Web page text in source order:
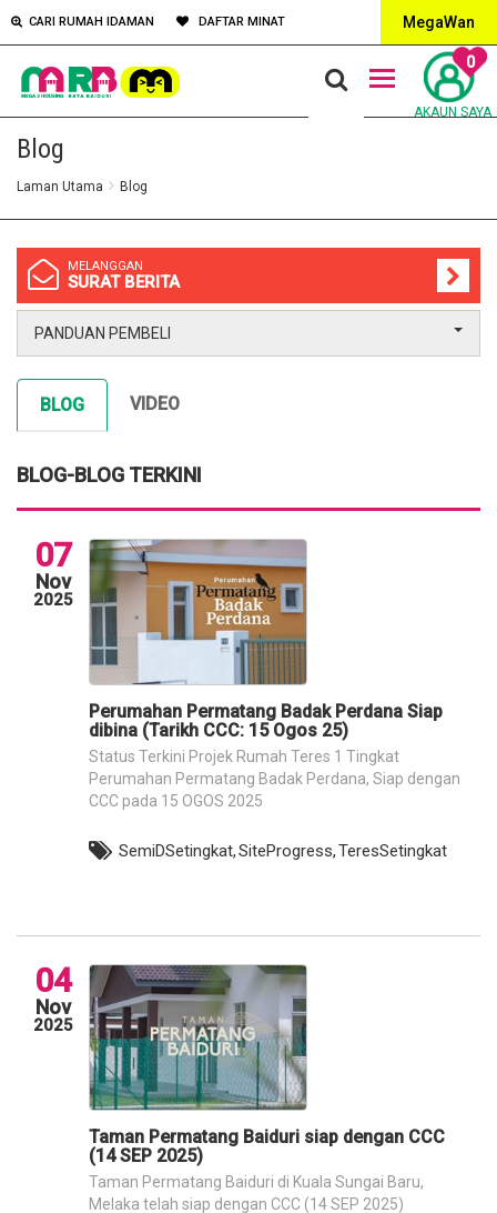
CARI RUMAH IDAMAN DAFTAR MINAT MegaWan
0
AKAUN SAYA
Blog
Laman Utama Blog
MELANGGAN
SURAT BERITA
PANDUAN PEMBELI
BLOG VIDEO
BLOG-BLOG TERKINI
07
Nov
2025
Perumahan Permatang Badak Perdana Siap
dibina (Tarikh CCC: 15 Ogos 25)
Status Terkini Projek Rumah Teres 1 Tingkat
Perumahan Permatang Badak Perdana, Siap dengan
CCC pada 15 OGOS 2025
SemiDSetingkat,SiteProgress,TeresSetingkat
04
Nov
2025
Taman Permatang Baiduri siap dengan CCC
(14 SEP 2025)
Taman Permatang Baiduri di Kuala Sungai Baru,
Melaka telah siap dengan CCC (14 SEP 2025)